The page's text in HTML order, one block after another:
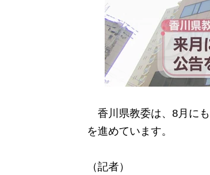
香川県教委は、8月に
を進めています。
（記者）